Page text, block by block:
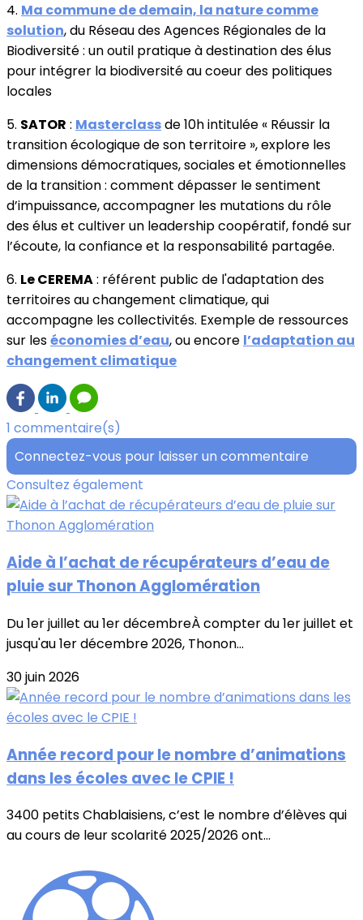
4. Ma commune de demain, la nature comme
solution, du Réseau des Agences Régionales de la
Biodiversité : un outil pratique à destination des élus
pour intégrer la biodiversité au coeur des politiques
locales
5. SATOR : Masterclassde 10h intitulée « Réussir la
transition écologique de son territoire », explore les
dimensions démocratiques, sociales et émotionnelles
de la transition : comment dépasser le sentiment
d’impuissance, accompagner les mutations du rôle
des élus et cultiver un leadership coopératif, fondé sur
l’écoute, la confiance et la responsabilité partagée.
6. Le CEREMA: référent public de l'adaptation des
territoires au changement climatique, qui
accompagne les collectivités. Exemple de ressources
sur leséconomies d’eau, ou encore l’adaptation au
changement climatique
1 commentaire(s)
Connectez-vous pour laisser un commentaire
Consultez également
Aide à l’achat de récupérateurs d’eau de
pluie sur Thonon Agglomération
Du 1er juillet au 1er décembreÀ compter du 1er juillet et
jusqu'au 1er décembre 2026, Thonon...
30 juin 2026
Année record pour le nombre d’animations
dans les écoles avec le CPIE !
3400 petits Chablaisiens, c’est le nombre d’élèves qui
au cours de leur scolarité 2025/2026 ont...